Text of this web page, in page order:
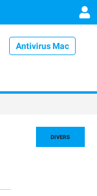
Antivirus Mac
DIVERS